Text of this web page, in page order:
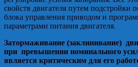
свойств двигателя путем подстройки
блока управления приводом и
параметрами питания двигателя.
Затормаживание (заклинивание)
при превышении номинального
является критическим для его